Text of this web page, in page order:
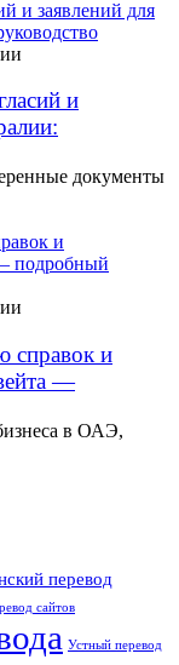
и
документы
справок и
—
в ОАЭ,
перевод
сайтов
Устный перевод